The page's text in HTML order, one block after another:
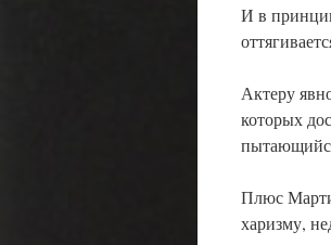
И в
Актеру
которых
Плюс
харизму,